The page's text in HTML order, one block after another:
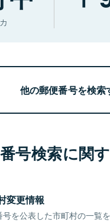
他の郵便番号を検索
号検索に関
変更情報
号を公表した市町村の一覧